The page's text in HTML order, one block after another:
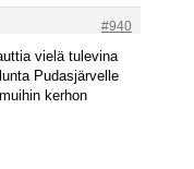
#940
vielä tulevina
Pudasjärvelle
kerhon